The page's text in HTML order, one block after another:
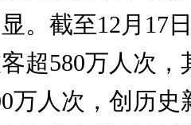
。截至12月17
超580万人次，
万人次，创历史